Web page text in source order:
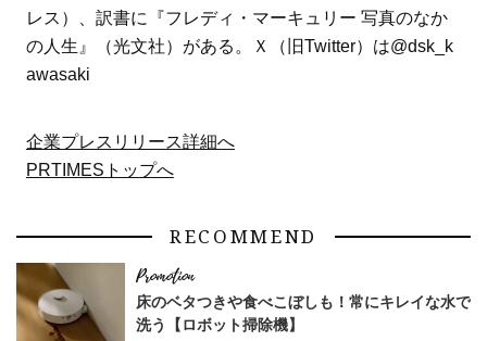
レス）、訳書に『フレディ・マーキュリー 写真のなか
の人生』（光文社）がある。Ｘ（旧Twitter）は@dsk_k
awasaki
企業プレスリリース詳細へ
PRTIMESトップへ
RECOMMEND
床のベタつきや食べこぼしも！常にキレイな水で
洗う【ロボット掃除機】